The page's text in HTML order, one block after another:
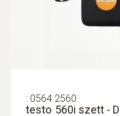
Érzékelőszár
99 mmtesto 400 IAQ
állvánnyal
: 0564 2560
testo 560i szett -